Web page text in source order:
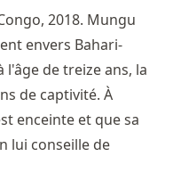
2018. Mungu
envers Bahari-
l'âge de treize ans, la
de captivité. À
enceinte et que sa
lui conseille de